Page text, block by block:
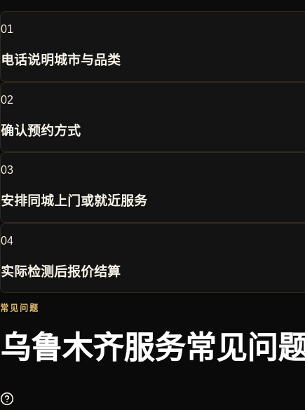
01
电话说明城市与品类
02
确认预约方式
03
安排同城上门或就近服务
04
实际检测后报价结算
常见问题
乌鲁木齐服务常见问